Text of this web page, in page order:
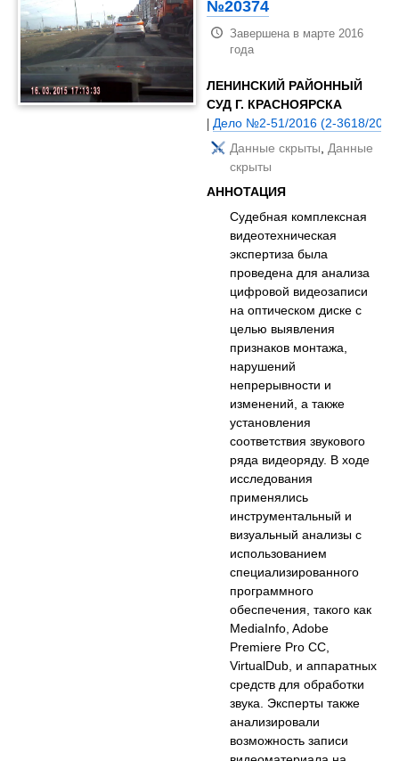
№20374
Завершена в марте 2016
года
ЛЕНИНСКИЙ РАЙОННЫЙ
СУД Г. КРАСНОЯРСКА
|Дело №2-51/2016 (2-3618/
Данные скрыты,Данные
скрыты
АННОТАЦИЯ
Судебная комплексная
видеотехническая
экспертиза была
проведена для анализа
цифровой видеозаписи
на оптическом диске с
целью выявления
признаков монтажа,
нарушений
непрерывности и
изменений, а также
установления
соответствия звукового
ряда видеоряду. В ходе
исследования
применялись
инструментальный и
визуальный анализы с
использованием
специализированного
программного
обеспечения, такого как
MediaInfo, Adobe
Premiere Pro CC,
VirtualDub, и аппаратных
средств для обработки
звука. Эксперты также
анализировали
возможность записи